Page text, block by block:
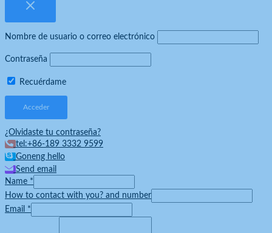
Nombre de usuario o correo electrónico
Contraseña
Recuérdame
¿Olvidaste tu contraseña?
tel:+86-189 3332 9599
Goneng hello
Send email
Name *
How to contact with you? and number
Email *